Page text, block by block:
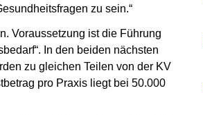
zu sein.“
Voraussetzung ist die Führung
In den beiden nächsten
zu gleichen Teilen von der KV
pro Praxis liegt bei 50.000